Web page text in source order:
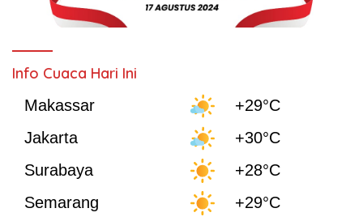
Info Cuaca Hari Ini
Makassar
+29°C
Jakarta
+30°C
Surabaya
+28°C
Semarang
+29°C